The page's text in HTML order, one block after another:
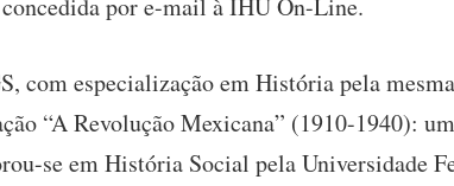
por e-mail à IHU On-Line.
com especialização em História pela
“A Revolução Mexicana” (1910-1940):
se em História Social pela Universidade